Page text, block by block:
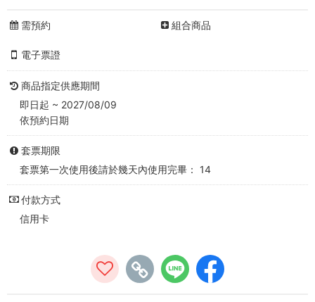
行
168
虎
埤
老
街
線
一
需預約 組合商品
電子票證
商品指定供應期間
即日起 ~ 2027/08/09
依預約日期
套票期限
套票第一次使用後請於幾天內使用完畢： 14
付款方式
信用卡